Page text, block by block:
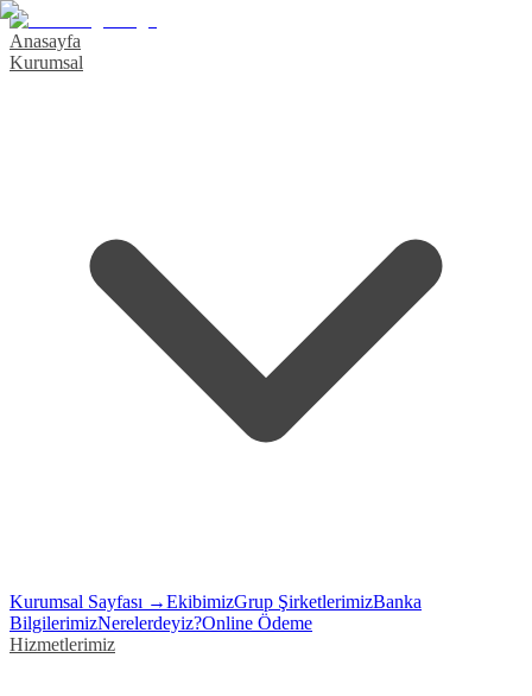
Anasayfa
Kurumsal
Kurumsal Sayfası →EkibimizGrup ŞirketlerimizBanka
BilgilerimizNerelerdeyiz?Online Ödeme
Hizmetlerimiz